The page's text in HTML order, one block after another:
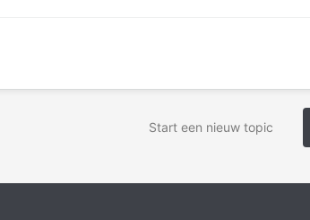
Start een nieuw topic